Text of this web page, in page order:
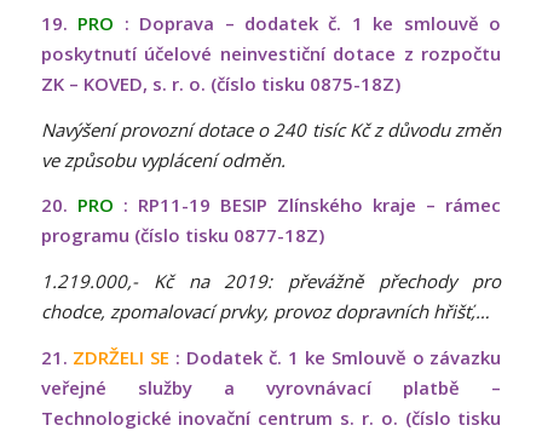
19. PRO : Doprava – dodatek č. 1 ke smlouvě o
poskytnutí účelové neinvestiční dotace z rozpočtu
ZK – KOVED, s. r. o. (číslo tisku 0875-18Z)
Navýšení provozní dotace o 240 tisíc Kč z důvodu změn
ve způsobu vyplácení odměn.
20. PRO : RP11-19 BESIP Zlínského kraje – rámec
programu (číslo tisku 0877-18Z)
1.219.000,- Kč na 2019: převážně přechody pro
chodce, zpomalovací prvky, provoz dopravních hřišť,…
21. ZDRŽELI SE : Dodatek č. 1 ke Smlouvě o závazku
veřejné služby a vyrovnávací platbě –
Technologické inovační centrum s. r. o. (číslo tisku